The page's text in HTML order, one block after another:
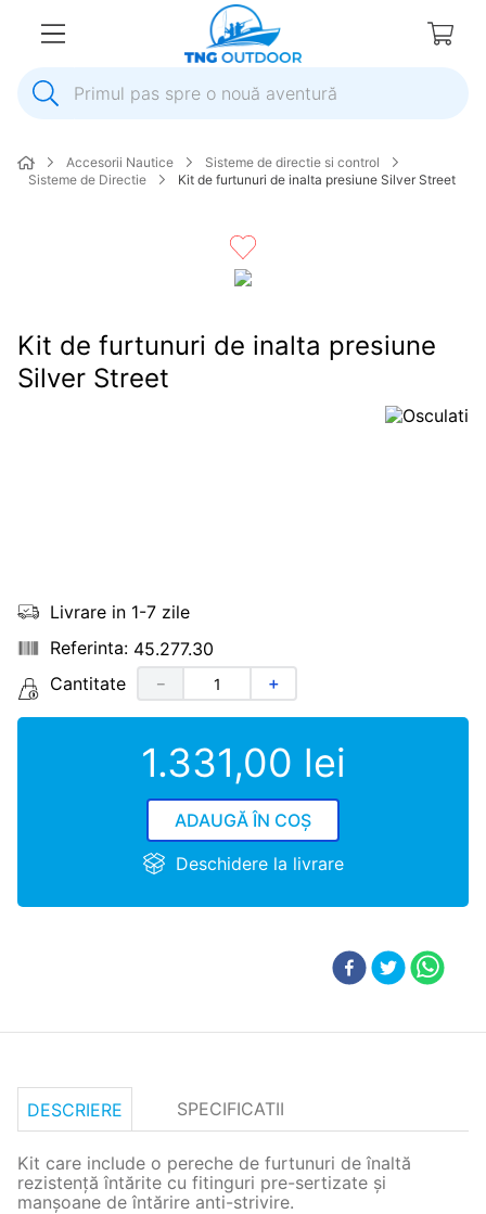
Primul pas spre o nouă aventură
2.
elice
7.
biminitop
Accesorii Nautice
Sisteme de directie si control
Sisteme de Directie
Kit de furtunuri de inalta presiune Silver Street
Kit de furtunuri de inalta presiune
Silver Street
Livrare in 1-7 zile
45.277.30
Cantitate
＋
－
1.331,00 lei
ADAUGĂ ÎN COȘ
Deschidere la livrare
DESCRIERE SPECIFICATII
Kit care include o pereche de furtunuri de înaltă
rezistență întărite cu fitinguri pre-sertizate și
manșoane de întărire anti-strivire.